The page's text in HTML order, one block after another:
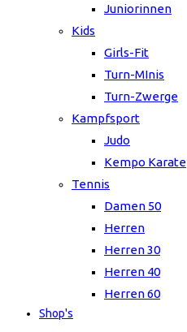
Juniorinnen
Kids
Girls-Fit
Turn-MInis
Turn-Zwerge
Kampfsport
Judo
Kempo Karate
Tennis
Damen 50
Herren
Herren 30
Herren 40
Herren 60
Shop's